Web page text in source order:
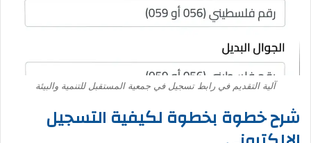
آلية التقديم في رابط تسجيل في جمعية المستقبل للتنمية والبيئة
شرح خطوة بخطوة لكيفية التسجيل